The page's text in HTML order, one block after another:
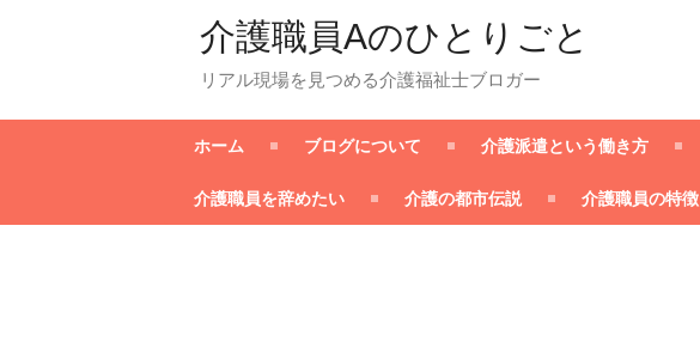
介護職員Aのひとりごと
リアル現場を見つめる介護福祉士ブロガー
ホーム ブログについて 介護派遣という働き方
介護職員を辞めたい 介護の都市伝説 介護職員の特徴